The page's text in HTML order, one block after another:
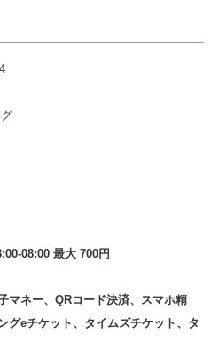
08:00 最大 700円
マネー、QRコード決済、スマホ精
グeチケット、タイムズチケット、タ